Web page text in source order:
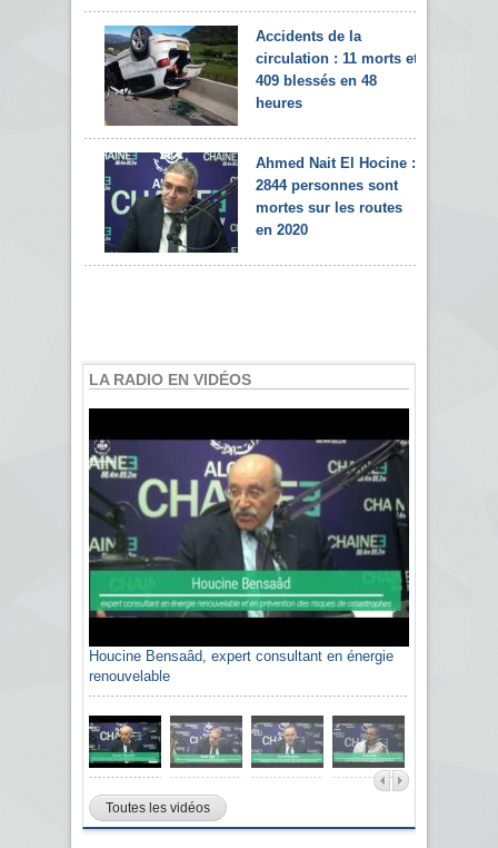
Accidents de la
circulation : 11 morts et
409 blessés en 48
heures
Ahmed Nait El Hocine :
2844 personnes sont
mortes sur les routes
en 2020
LA RADIO EN VIDÉOS
Houcine Bensaâd, expert consultant en énergie
renouvelable
Toutes les vidéos